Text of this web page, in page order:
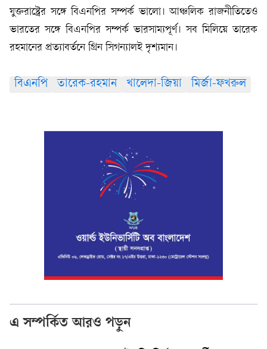
যুক্তরাষ্ট্রের সঙ্গে বিএনপির সম্পর্ক ভালো। আঞ্চলিক রাজনীতিতেও
ভারতের সঙ্গে বিএনপির সম্পর্ক ভারসাম্যপূর্ণ। সব মিলিয়ে তারেক
রহমানের প্রত্যাবর্তনে গ্রিন সিগন্যালই দৃশ্যমান।
বিএনপি তারেক-রহমান খালেদা-জিয়া মির্জা-ফখরুল
এ সম্পর্কিত আরও পড়ুন